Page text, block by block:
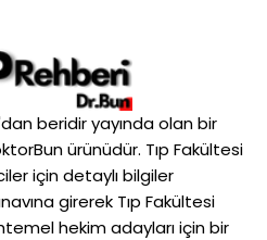
beridir yayında olan bir
ürünüdür. Tıp Fakültesi
için detaylı bilgiler
girerek Tıp Fakültesi
hekim adayları için bir